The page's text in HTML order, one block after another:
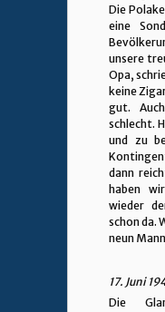
Die
eine
unsere
Opa,
keine
gut.
schlecht.
und zu
dann
haben
wieder
schon da.
neun
17. Juni
Die